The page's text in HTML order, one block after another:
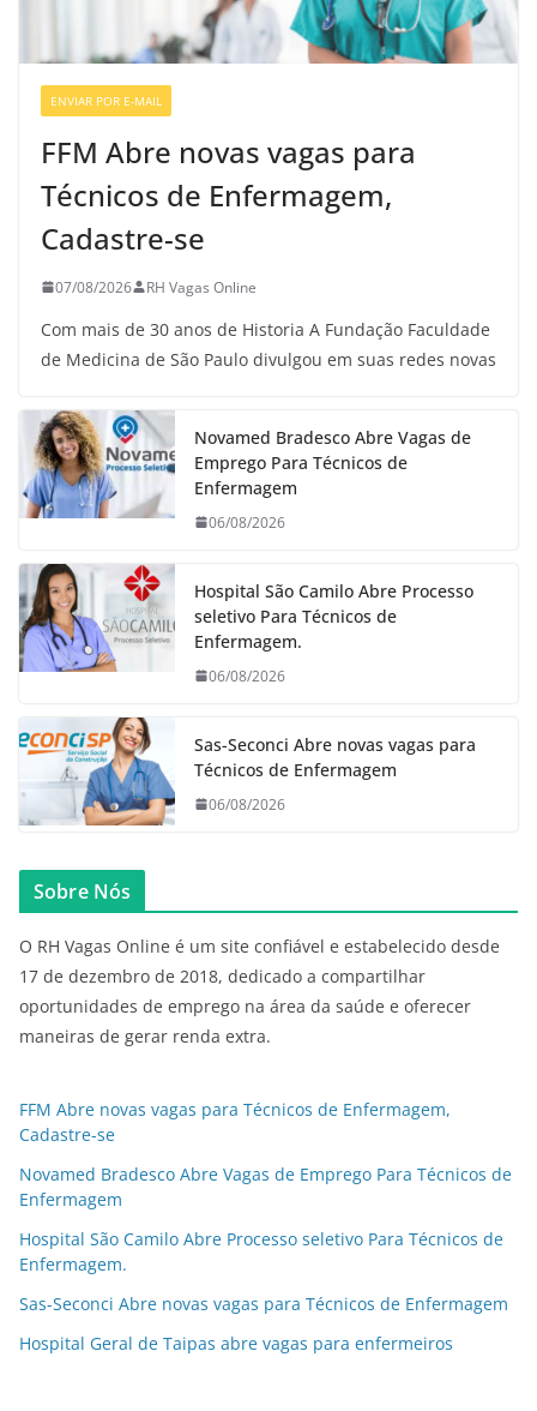
ENVIAR POR E-MAIL
FFM Abre novas vagas para
Técnicos de Enfermagem,
Cadastre-se
07/08/2026 RH Vagas Online
Com mais de 30 anos de Historia A Fundação Faculdade
de Medicina de São Paulo divulgou em suas redes novas
Novamed Bradesco Abre Vagas de
Emprego Para Técnicos de
Enfermagem
06/08/2026
Hospital São Camilo Abre Processo
seletivo Para Técnicos de
Enfermagem.
06/08/2026
Sas-Seconci Abre novas vagas para
Técnicos de Enfermagem
06/08/2026
Sobre Nós
O RH Vagas Online é um site confiável e estabelecido desde
17 de dezembro de 2018, dedicado a compartilhar
oportunidades de emprego na área da saúde e oferecer
maneiras de gerar renda extra.
FFM Abre novas vagas para Técnicos de Enfermagem,
Cadastre-se
Novamed Bradesco Abre Vagas de Emprego Para Técnicos de
Enfermagem
Hospital São Camilo Abre Processo seletivo Para Técnicos de
Enfermagem.
Sas-Seconci Abre novas vagas para Técnicos de Enfermagem
Hospital Geral de Taipas abre vagas para enfermeiros